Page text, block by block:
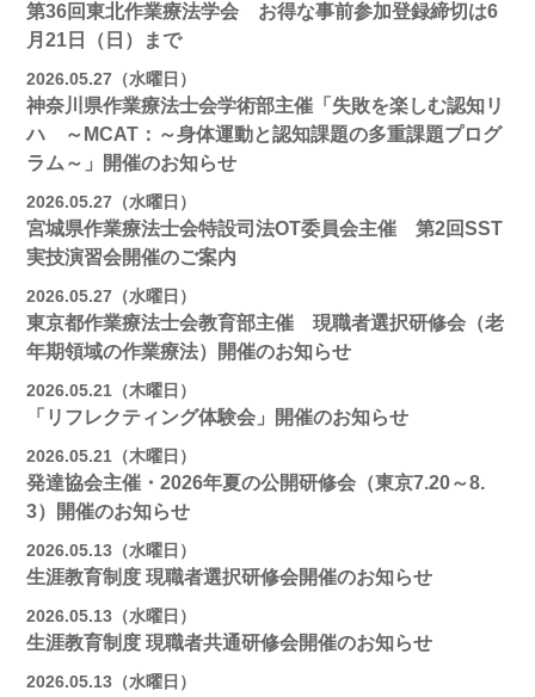
第36回東北作業療法学会 お得な事前参加登録締切は6
月21日（日）まで
2026.05.27（水曜日）
神奈川県作業療法士会学術部主催「失敗を楽しむ認知リ
ハ ～MCAT：～身体運動と認知課題の多重課題プログ
ラム～」開催のお知らせ
2026.05.27（水曜日）
宮城県作業療法士会特設司法OT委員会主催 第2回SST
実技演習会開催のご案内
2026.05.27（水曜日）
東京都作業療法士会教育部主催 現職者選択研修会（老
年期領域の作業療法）開催のお知らせ
2026.05.21（木曜日）
「リフレクティング体験会」開催のお知らせ
2026.05.21（木曜日）
発達協会主催・2026年夏の公開研修会（東京7.20～8.
3）開催のお知らせ
2026.05.13（水曜日）
生涯教育制度 現職者選択研修会開催のお知らせ
2026.05.13（水曜日）
生涯教育制度 現職者共通研修会開催のお知らせ
2026.05.13（水曜日）